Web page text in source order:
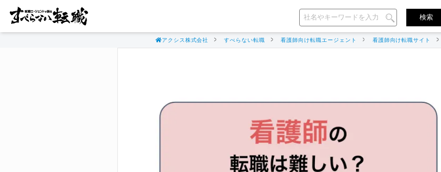
アクシス株式会社 すべらない転職 看護師向け転職エージェント 看護師向け転職サイト